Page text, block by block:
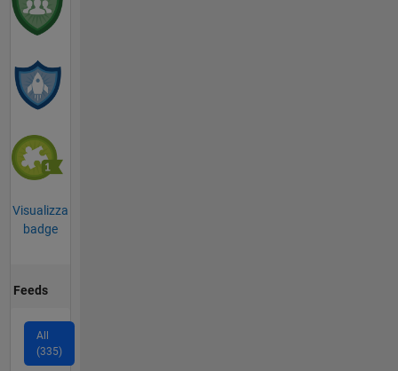
Visualizza
badge
Feeds
All
(335)